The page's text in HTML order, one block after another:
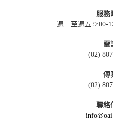
服務
週一至週五 9:00-
電
(02)
傳
(02)
聯絡